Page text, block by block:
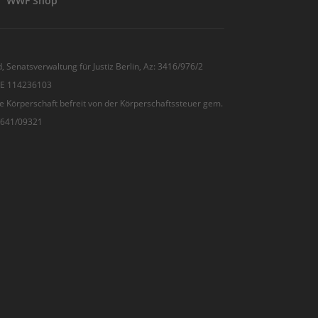
Senatsverwaltung für Justiz Berlin, Az: 3416/976/2
114236103
Körperschaft befreit von der Körperschaftssteuer gem.
09321